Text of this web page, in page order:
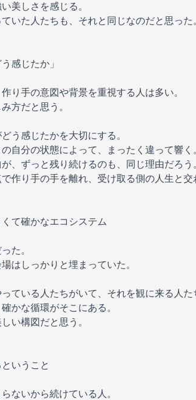
美しさを感じる。
いた人たちも、それと同じなのだと思った
感じたか」
り手の意図や背景を重視する人は多い。
方だと思う。
う感じたかを大切にする。
自分の状態によって、まったく違って響く
、ずっと残り続けるのも、同じ理由だろう
作り手の手を離れ、受け取る側の人生と交
て確かなエコシステム
た。
はしっかりと埋まっていた。
ている人たちがいて、それを観に来る人
かな循環がそこにある。
い構図だと思う。
いうこと
ないから続けている人。